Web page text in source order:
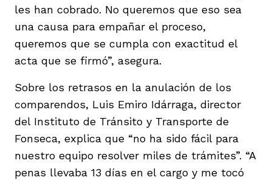
les han cobrado. No queremos que eso sea
una causa para empañar el proceso,
queremos que se cumpla con exactitud el
acta que se firmó”, asegura.
Sobre los retrasos en la anulación de los
comparendos, Luis Emiro Idárraga, director
del Instituto de Tránsito y Transporte de
Fonseca, explica que “no ha sido fácil para
nuestro equipo resolver miles de trámites”. “A
penas llevaba 13 días en el cargo y me tocó